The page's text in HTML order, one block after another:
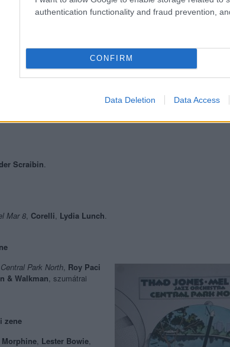
authentication functionality and fraud prevention,
CONFIRM
Data Deletion Data Access
hiphop, amelyet egy szédületes szaxofonista csinál viccből.
vagy
Alfred Brendel), Bach Goldberg-variációk,Jól
Scraibin.
Mar 8, Corelli, Lydia Lunch.
Central Park North, Roy Paci
& Walkman, szumátrai
zene
Morphine, Lester Bowie,